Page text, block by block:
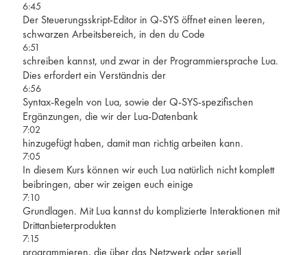
6:45
Der Steuerungsskript-Editor in Q-SYS öffnet einen leeren,
schwarzen Arbeitsbereich, in den du Code
6:51
schreiben kannst, und zwar in der Programmiersprache Lua.
Dies erfordert ein Verständnis der
6:56
Syntax-Regeln von Lua, sowie der Q-SYS-spezifischen
Ergänzungen, die wir der Lua-Datenbank
7:02
hinzugefügt haben, damit man richtig arbeiten kann.
7:05
In diesem Kurs können wir euch Lua natürlich nicht komplett
beibringen, aber wir zeigen euch einige
7:10
Grundlagen. Mit Lua kannst du komplizierte Interaktionen mit
Drittanbieterprodukten
7:15
programmieren, die über das Netzwerk oder seriell